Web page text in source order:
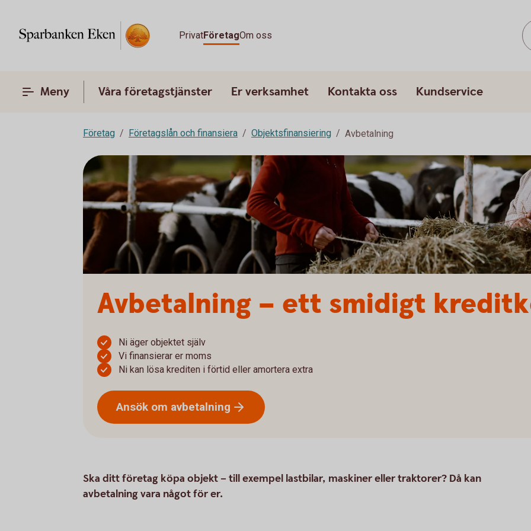
PrivatFöretagOm oss
Meny Våra företagstjänster Er verksamhet Kontakta oss Kundservice
Företag Företagslån och finansiera Objektsfinansiering Avbetalning
Avbetalning – ett smidigt
Ni äger objektet själv
Vi finansierar er moms
Ni kan lösa krediten i förtid eller amortera extra
Ansök om avbetalning
Ska ditt företag köpa objekt – till exempel lastbilar, maskiner eller traktorer? Då kan
avbetalning vara något för er.